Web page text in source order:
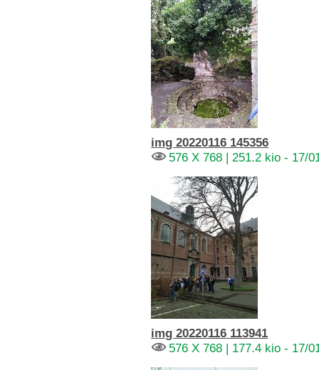
img 20220116 145356
576 X 768 | 251.2 kio - 17/
img 20220116 113941
576 X 768 | 177.4 kio - 17/